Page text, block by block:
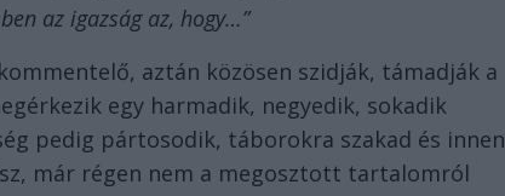
az igazság az, hogy…”
aztán közösen szidják, támadják a
egy harmadik, negyedik, sokadik
pedig pártosodik, táborokra szakad és innen
már régen nem a megosztott tartalomról